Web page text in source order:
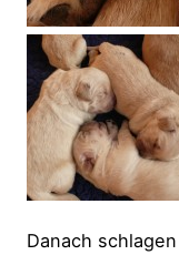
Danach